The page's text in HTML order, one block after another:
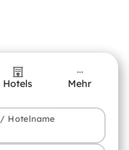
Hotels Mehr
Hotelname